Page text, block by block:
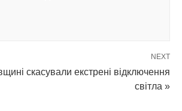
NEXT
скасували екстрені відключення
світла »